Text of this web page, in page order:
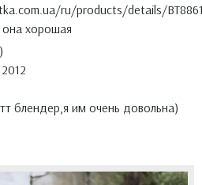
ru/products/details/
хорошая
блендер,я им очень довольна)